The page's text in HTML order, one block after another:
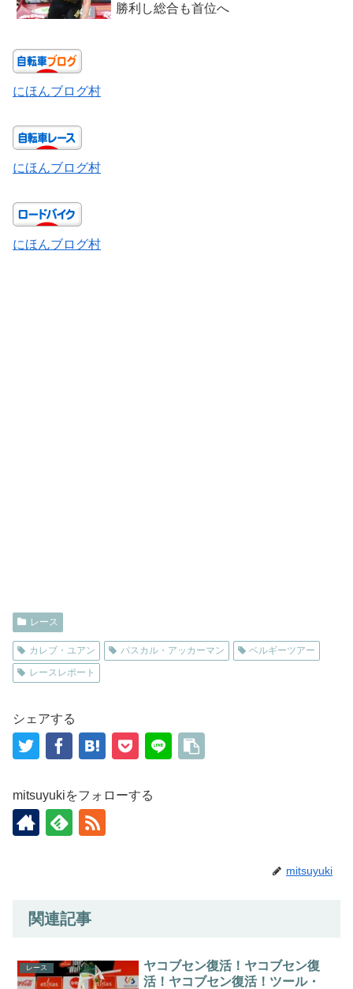
勝利し総合も首位へ
にほんブログ村
にほんブログ村
にほんブログ村
レース
カレブ・ユアン パスカル・アッカーマン
ベルギーツアー
レースレポート
シェアする
mitsuyukiをフォローする
mitsuyuki
関連記事
レース
ヤコブセン復活！ヤコブセン復
活！ヤコブセン復活！ツール・